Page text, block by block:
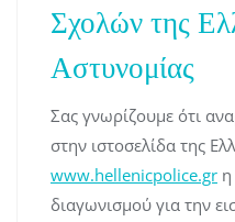
Σχολών της
Αστυνομίας
Σας γνωρίζουμε ότι
στην ιστοσελίδα της
www.hellenicpolice.gr
διαγωνισμού για την